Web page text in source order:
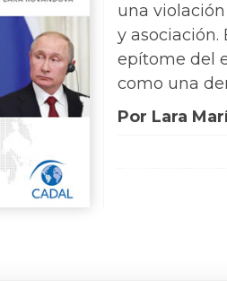
una
y asociación.
epítome del
como una
Por Lara